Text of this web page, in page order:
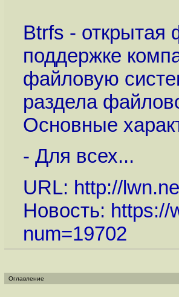
Btrfs - открытая
поддержке
файловую
раздела
Основные
- Для всех...
URL: http://
Новость: https://
num=19702
Оглавление